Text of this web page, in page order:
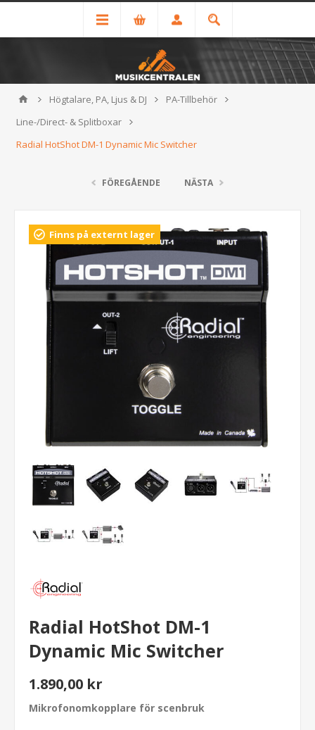
Högtalare, PA, Ljus & DJ
PA-Tillbehör
Line-/Direct- & Splitboxar
Radial HotShot DM-1 Dynamic Mic Switcher
FÖREGÅENDE NÄSTA
Finns på externt lager
Radial HotShot DM-1
Dynamic Mic Switcher
1.890,00 kr
Mikrofonomkopplare för scenbruk